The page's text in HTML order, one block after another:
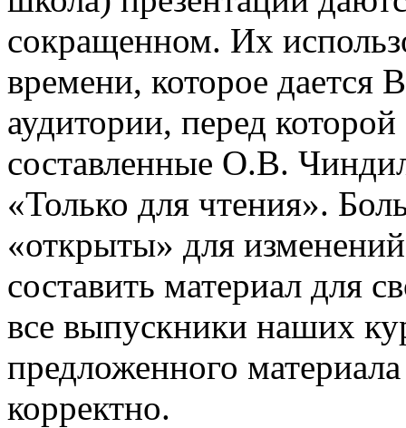
сокращенном. Их
времени, которое дается
аудитории, перед
составленные О.В.
«Только для чтения».
«открыты» для
составить материал для
все выпускники наших
предложенного
корректно.